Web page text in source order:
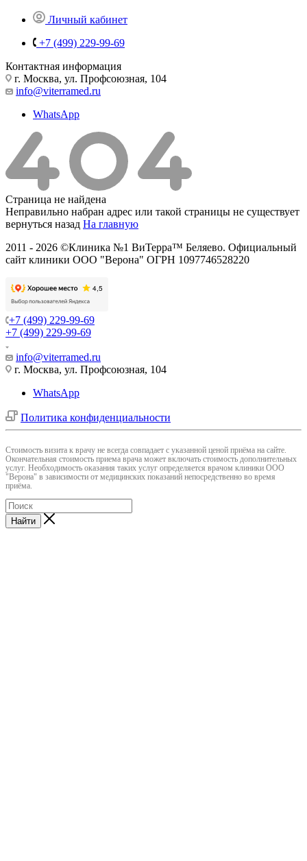
Личный кабинет
+7 (499) 229-99-69
Контактная информация
г. Москва, ул. Профсоюзная, 104
info@viterramed.ru
WhatsApp
Страница не найдена
Неправильно набран адрес или такой страницы не существует
вернуться назад На главную
2011 - 2026 ©Клиника №1 ВиТерра™ Беляево. Официальный
сайт клиники ООО "Верона" ОГРН 1097746528220
+7 (499) 229-99-69
+7 (499) 229-99-69
info@viterramed.ru
г. Москва, ул. Профсоюзная, 104
WhatsApp
Политика конфиденциальности
Cтоимость визита к врачу не всегда совпадает с указанной ценой приёма на сайте.
Окончательная стоимость приема врача может включать стоимость дополнительных
услуг. Необходимость оказания таких услуг определяется врачом клиники ООО
"Верона" в зависимости от медицинских показаний непосредственно во время
приёма.
Найти